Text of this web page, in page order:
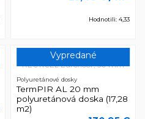
Hodnotili: 4,33
Vypredané
Polyuretánové dosky
TermPIR AL 20 mm
polyuretánová doska (17,28
m2)